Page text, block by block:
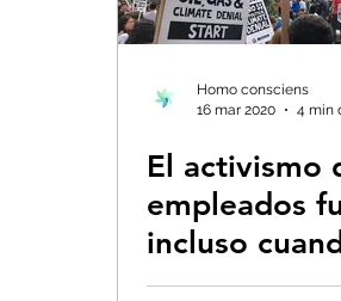
Capitalismo -
Consumismo
Homo consciens
16 mar 2020
4 min
El activismo
empleados
incluso
hace...